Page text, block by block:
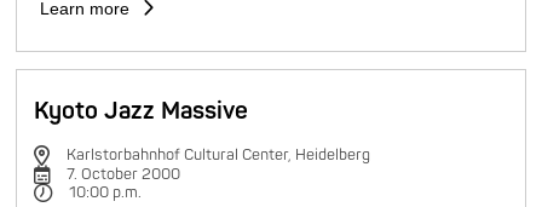
Learn more
Kyoto Jazz Massive
Karlstorbahnhof Cultural Center, Heidelberg
7. October 2000
10:00 p.m.